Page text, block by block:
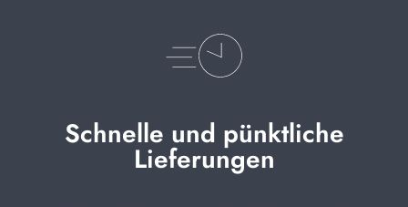
Schnelle und pünktliche
Lieferungen